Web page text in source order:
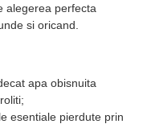
alegerea perfecta
si oricand.
apa obisnuita
esentiale pierdute prin